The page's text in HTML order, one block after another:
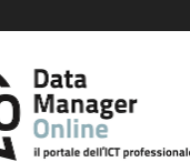
Data
Manager
Online